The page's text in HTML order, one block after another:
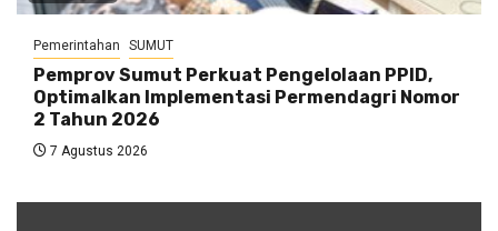
Pemerintahan SUMUT
Pemprov Sumut Perkuat Pengelolaan PPID,
Optimalkan Implementasi Permendagri Nomor
2 Tahun 2026
7 Agustus 2026